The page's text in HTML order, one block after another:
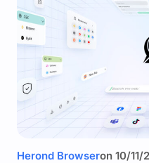
Herond Browseron 10/11/